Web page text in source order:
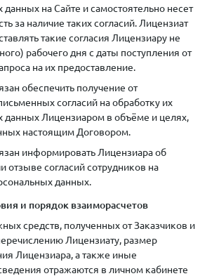
на Сайте и самостоятельно несет
за наличие таких согласий. Лицензиат
такие согласия Лицензиару не
рабочего дня с даты поступления от
на их предоставление.
обеспечить получение от
согласий на обработку их
данных Лицензиаром в объёме и целях,
настоящим Договором.
информировать Лицензиара об
отзыве согласий сотрудников на
данных.
и порядок взаиморасчетов
средств, полученных от Заказчиков и
Лицензиату, размер
Лицензиара, а также иные
отражаются в личном кабинете